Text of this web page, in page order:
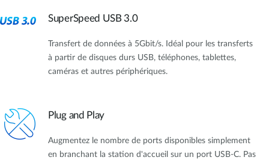
SuperSpeed USB 3.0
Transfert de données à 5Gbit/s. Idéal pour les transferts
à partir de disques durs USB, téléphones, tablettes,
caméras et autres périphériques.
Plug and Play
Augmentez le nombre de ports disponibles simplement
en branchant la station d'accueil sur un port USB-C. Pas